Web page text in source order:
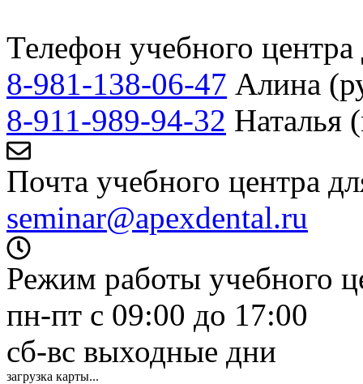
Телефон учебного центра
8-981-138-06-47 Алина
8-911-989-94-32 Наталья
Почта учебного центра
seminar@apexdental.ru
Режим работы учебного
пн-пт с 09:00 до 17:00
сб-вс выходные дни
загрузка карты...